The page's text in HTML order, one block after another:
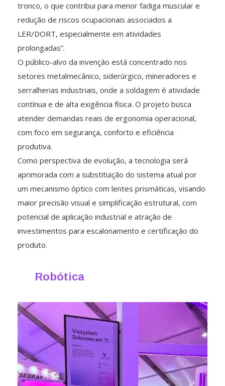
tronco, o que contribui para menor fadiga muscular e
redução de riscos ocupacionais associados a
LER/DORT, especialmente em atividades
prolongadas”.
O público-alvo da invenção está concentrado nos
setores metalmecânico, siderúrgico, mineradores e
serralherias industriais, onde a soldagem é atividade
contínua e de alta exigência física. O projeto busca
atender demandas reais de ergonomia operacional,
com foco em segurança, conforto e eficiência
produtiva.
Como perspectiva de evolução, a tecnologia será
aprimorada com a substituição do sistema atual por
um mecanismo óptico com lentes prismáticas, visando
maior precisão visual e simplificação estrutural, com
potencial de aplicação industrial e atração de
investimentos para escalonamento e certificação do
produto.
Robótica